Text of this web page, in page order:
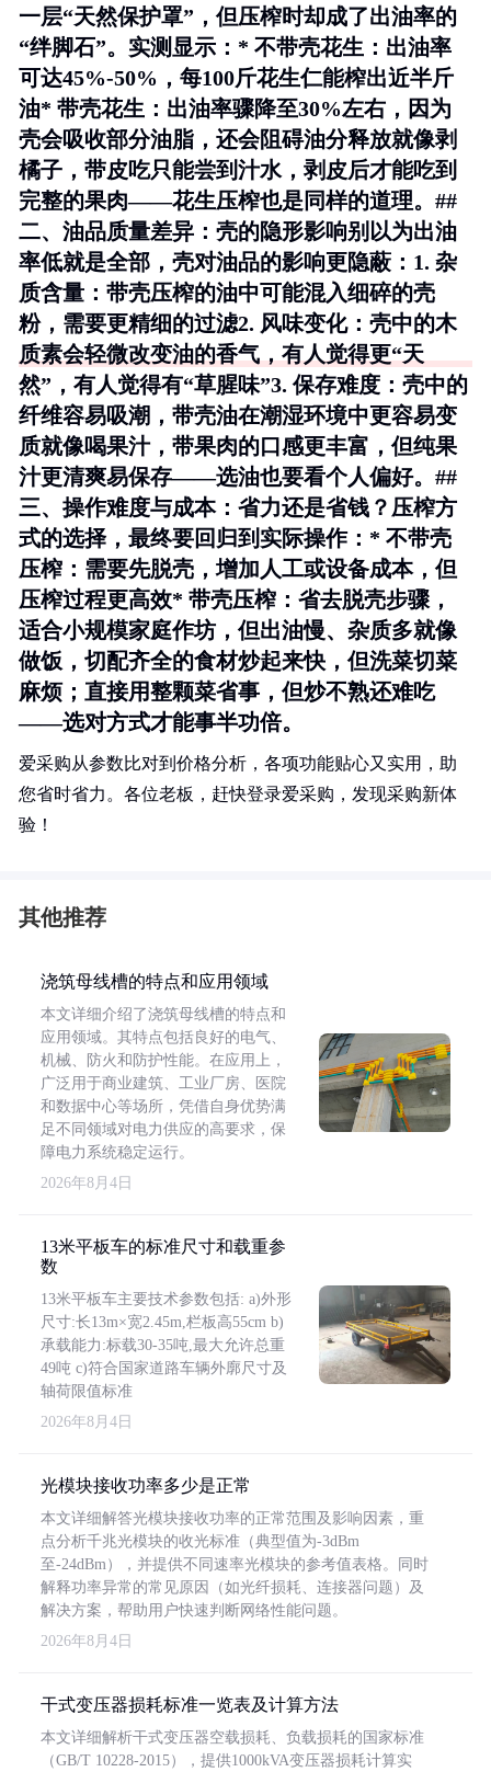
一层“天然保护罩”，但压榨时却成了出油率的
“绊脚石”。实测显示：* 不带壳花生 ：出油率
可达45%-50%，每100斤花生仁能榨出近半斤
油* 带壳花生 ：出油率骤降至30%左右，因为
壳会吸收部分油脂，还会阻碍油分释放就像剥
橘子，带皮吃只能尝到汁水，剥皮后才能吃到
完整的果肉——花生压榨也是同样的道理。##
二、油品质量差异：壳的隐形影响别以为出油
率低就是全部，壳对油品的影响更隐蔽：1. 杂
质含量 ：带壳压榨的油中可能混入细碎的壳
粉，需要更精细的过滤2. 风味变化：壳中的木
质素会轻微改变油的香气，有人觉得更“天
然”，有人觉得有“草腥味”3.保存难度 ：壳中的
纤维容易吸潮，带壳油在潮湿环境中更容易变
质就像喝果汁，带果肉的口感更丰富，但纯果
汁更清爽易保存——选油也要看个人偏好。##
三、操作难度与成本：省力还是省钱？压榨方
式的选择，最终要回归到实际操作：* 不带壳
压榨 ：需要先脱壳，增加人工或设备成本，但
压榨过程更高效* 带壳压榨 ：省去脱壳步骤，
适合小规模家庭作坊，但出油慢、杂质多就像
做饭，切配齐全的食材炒起来快，但洗菜切菜
麻烦；直接用整颗菜省事，但炒不熟还难吃
——选对方式才能事半功倍。
爱采购从参数比对到价格分析，各项功能贴心又实用，助
您省时省力。各位老板，赶快登录爱采购，发现采购新体
验！
其他推荐
浇筑母线槽的特点和应用领域
本文详细介绍了浇筑母线槽的特点和
应用领域。其特点包括良好的电气、
机械、防火和防护性能。在应用上，
广泛用于商业建筑、工业厂房、医院
和数据中心等场所，凭借自身优势满
足不同领域对电力供应的高要求，保
障电力系统稳定运行。
2026年8月4日
13米平板车的标准尺寸和载重参
数
13米平板车主要技术参数包括: a)外形
尺寸:长13m×宽2.45m,栏板高55cm b)
承载能力:标载30-35吨,最大允许总重
49吨 c)符合国家道路车辆外廓尺寸及
轴荷限值标准
2026年8月4日
光模块接收功率多少是正常
本文详细解答光模块接收功率的正常范围及影响因素，重
点分析千兆光模块的收光标准（典型值为-3dBm
至-24dBm），并提供不同速率光模块的参考值表格。同时
解释功率异常的常见原因（如光纤损耗、连接器问题）及
解决方案，帮助用户快速判断网络性能问题。
2026年8月4日
干式变压器损耗标准一览表及计算方法
本文详细解析干式变压器空载损耗、负载损耗的国家标准
（GB/T 10228-2015），提供1000kVA变压器损耗计算实